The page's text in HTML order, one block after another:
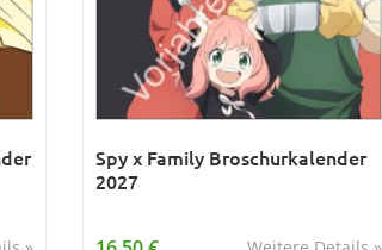
Spy x Family Broschurkalender
2027